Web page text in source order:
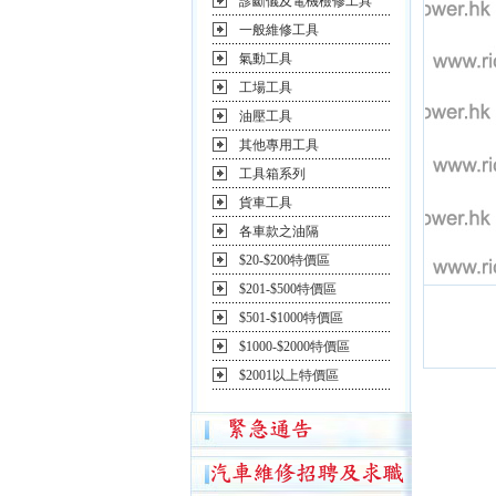
一般維修工具
氣動工具
工場工具
油壓工具
其他專用工具
工具箱系列
貨車工具
各車款之油隔
$20-$200特價區
$201-$500特價區
$501-$1000特價區
$1000-$2000特價區
$2001以上特價區